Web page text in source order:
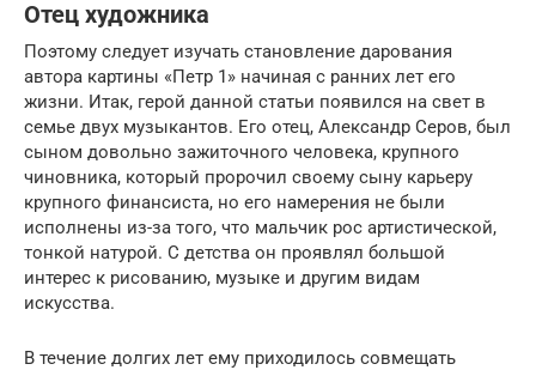
Отец художника
Поэтому следует изучать становление дарования
автора картины «Петр 1» начиная с ранних лет его
жизни. Итак, герой данной статьи появился на свет в
семье двух музыкантов. Его отец, Александр Серов, был
сыном довольно зажиточного человека, крупного
чиновника, который пророчил своему сыну карьеру
крупного финансиста, но его намерения не были
исполнены из-за того, что мальчик рос артистической,
тонкой натурой. С детства он проявлял большой
интерес к рисованию, музыке и другим видам
искусства.
В течение долгих лет ему приходилось совмещать